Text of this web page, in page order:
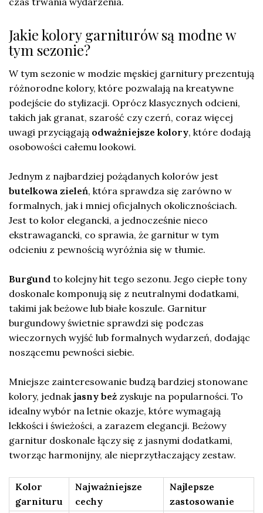
Jakie kolory garniturów są modne w
tym sezonie?
W tym sezonie w modzie męskiej garnitury prezentują
różnorodne kolory, które pozwalają na kreatywne
podejście do stylizacji. Oprócz klasycznych odcieni,
takich jak granat, szarość czy czerń, coraz więcej
uwagi przyciągają odważniejsze kolory, które dodają
osobowości całemu lookowi.
Jednym z najbardziej pożądanych kolorów jest
butelkowa zieleń, która sprawdza się zarówno w
formalnych, jak i mniej oficjalnych okolicznościach.
Jest to kolor elegancki, a jednocześnie nieco
ekstrawagancki, co sprawia, że garnitur w tym
odcieniu z pewnością wyróżnia się w tłumie.
Burgund to kolejny hit tego sezonu. Jego ciepłe tony
doskonale komponują się z neutralnymi dodatkami,
takimi jak beżowe lub białe koszule. Garnitur
burgundowy świetnie sprawdzi się podczas
wieczornych wyjść lub formalnych wydarzeń, dodając
noszącemu pewności siebie.
Mniejsze zainteresowanie budzą bardziej stonowane
kolory, jednak jasny beż zyskuje na popularności. To
idealny wybór na letnie okazje, które wymagają
lekkości i świeżości, a zarazem elegancji. Beżowy
garnitur doskonale łączy się z jasnymi dodatkami,
tworząc harmonijny, ale nieprzytłaczający zestaw.
Kolor
garnituru
Najważniejsze
cechy
Najlepsze
zastosowanie